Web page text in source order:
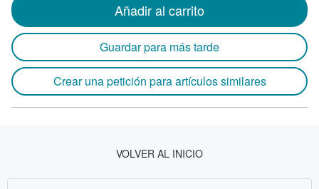
Añadir al carrito
Guardar para más tarde
Crear una petición para artículos similares
VOLVER AL INICIO